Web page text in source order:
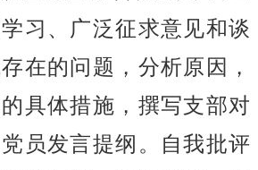
习、广泛征求意见和谈
在的问题，分析原因，
具体措施，撰写支部对
员发言提纲。自我批评